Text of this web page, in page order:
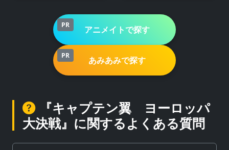
PR アニメイトで探す
PR あみあみで探す
『キャプテン翼 ヨーロッパ
大決戦』に関するよくある質問